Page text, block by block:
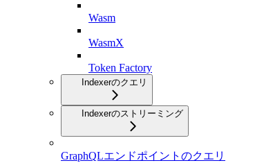
Wasm
WasmX
Token Factory
Indexerのクエリ
Indexerのストリーミング
GraphQLエンドポイントのクエリ